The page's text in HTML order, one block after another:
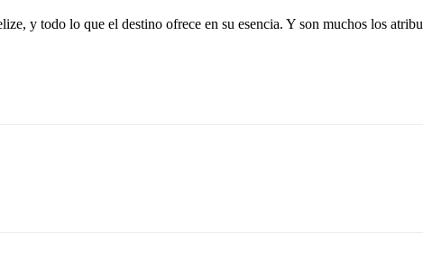
y todo lo que el destino ofrece en su esencia. Y son muchos los